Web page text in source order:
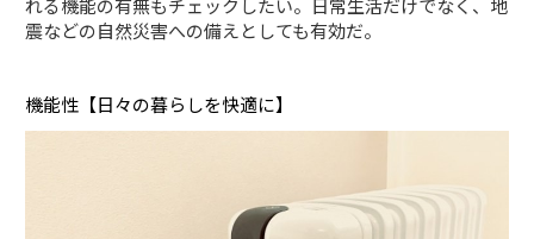
れる機能の有無もチェックしたい。日常生活だけでなく、地
震などの自然災害への備えとしても有効だ。
機能性【日々の暮らしを快適に】